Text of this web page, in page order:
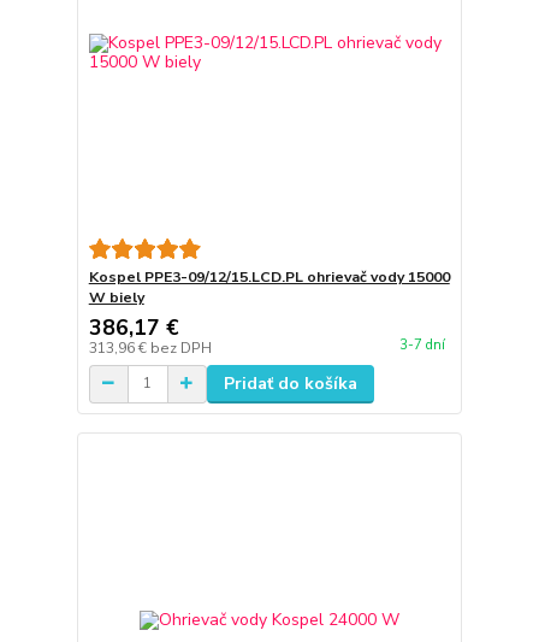
Kospel PPE3-09/12/15.LCD.PL ohrievač vody 15000
W biely
386,17 €
313,96 € bez DPH 3-7 dní
Pridať do košíka